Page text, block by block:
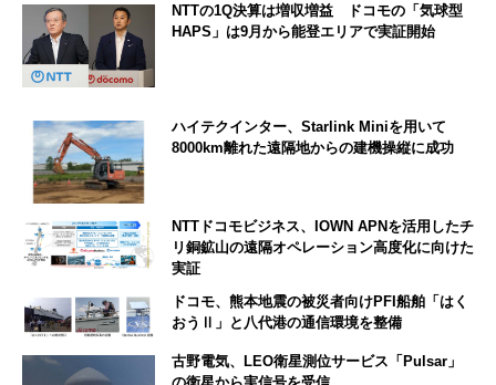
NTTの1Q決算は増収増益 ドコモの「気球型
HAPS」は9月から能登エリアで実証開始
ハイテクインター、Starlink Miniを用いて
8000km離れた遠隔地からの建機操縦に成功
NTTドコモビジネス、IOWN APNを活用したチ
リ銅鉱山の遠隔オペレーション高度化に向けた
実証
ドコモ、熊本地震の被災者向けPFI船舶「はく
おうⅡ」と八代港の通信環境を整備
古野電気、LEO衛星測位サービス「Pulsar」